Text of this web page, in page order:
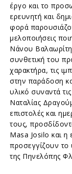
έργο και το
ερευνητή και
φορά
μελοποιήσεις
Νάνου
συνθετική του
χαρακτήρα, τις
στην παράδοση
υλικό συναντά
Ναταλίας
επιστολές και
τους,
Masa Josilo και η
προσεγγίζουν το
της Πηνελόπης